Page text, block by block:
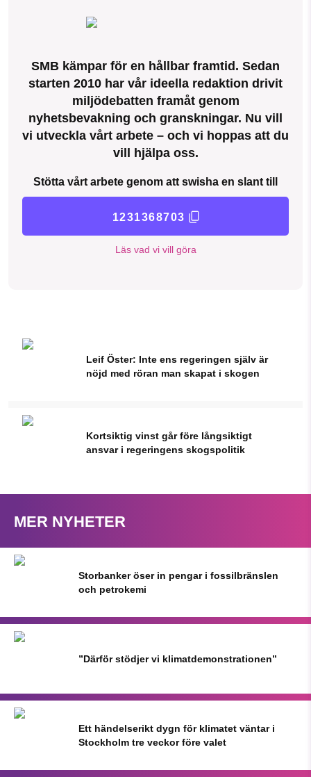
SMB kämpar för en hållbar framtid. Sedan
starten 2010 har vår ideella redaktion drivit
miljödebatten framåt genom
nyhetsbevakning och granskningar. Nu vill
vi utveckla vårt arbete – och vi hoppas att du
vill hjälpa oss.
Stötta vårt arbete genom att swisha en slant till
1231368703
Läs vad vi vill göra
Leif Öster: Inte ens regeringen själv är
nöjd med röran man skapat i skogen
Kortsiktig vinst går före långsiktigt
ansvar i regeringens skogspolitik
MER NYHETER
Storbanker öser in pengar i fossilbränslen
och petrokemi
”Därför stödjer vi klimatdemonstrationen”
Ett händelserikt dygn för klimatet väntar i
Stockholm tre veckor före valet